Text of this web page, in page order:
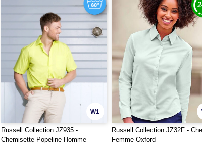
W1
Russell Collection JZ935 -
Chemisette Popeline Homme
Russell Collection JZ32F -
Femme Oxford